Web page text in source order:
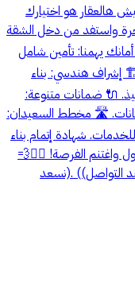
هالعقار هو اختيارك
واستفد من دخل الشقة
يهمنا: تأمين شامل
إشراف هندسي: بناء
🔌 ضمانات متنوعة:
🛣️ مخطط السعيدان:
شهادة إتمام بناء
واغتنم الفرصة! 🏃‍♂️💨
التواصل)) .(نسعد